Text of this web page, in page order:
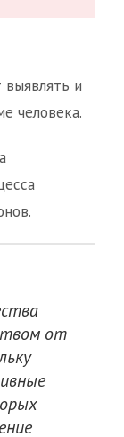
и
человека.
от